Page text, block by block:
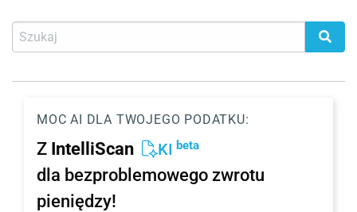
MOC AI DLA TWOJEGO PODATKU:
Z IntelliScan KI beta
dla bezproblemowego zwrotu
pieniędzy!